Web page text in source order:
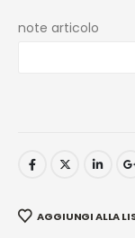
note articolo
AGGIUNGI ALLA